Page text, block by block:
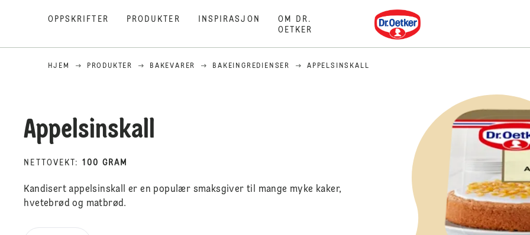
OPPSKRIFTER PRODUKTER INSPIRASJON
OM DR.
OETKER
Dr. Oetker
HJEM PRODUKTER BAKEVARER BAKEINGREDIENSER APPELSINSKALL
Appelsinskall
NETTOVEKT : 100 GRAM
Kandisert appelsinskall er en populær smaksgiver til mange myke kaker,
hvetebrød og matbrød.